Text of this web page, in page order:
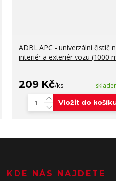
ADBL APC - univerzální čistič
interiér a exteriér vozu (1000
209 Kč/ks
Vložit do košíku
KDE NÁS NAJDETE